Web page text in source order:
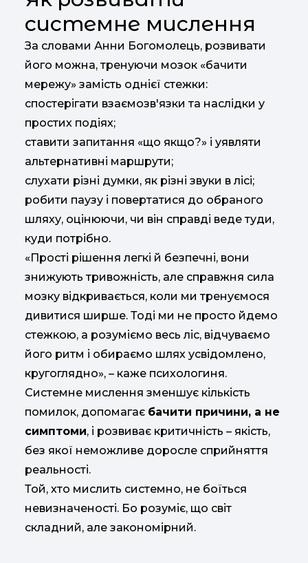
системне мислення
За словами Анни Богомолець, розвивати
його можна, тренуючи мозок «бачити
мережу» замість однієї стежки:
спостерігати взаємозв'язки та наслідки у
простих подіях;
ставити запитання «що якщо?» і уявляти
альтернативні маршрути;
слухати різні думки, як різні звуки в лісі;
робити паузу і повертатися до обраного
шляху, оцінюючи, чи він справді веде туди,
куди потрібно.
«Прості рішення легкі й безпечні, вони
знижують тривожність, але справжня сила
мозку відкривається, коли ми тренуємося
дивитися ширше. Тоді ми не просто йдемо
стежкою, а розуміємо весь ліс, відчуваємо
його ритм і обираємо шлях усвідомлено,
кругоглядно», – каже психологиня.
Системне мислення зменшує кількість
помилок, допомагає бачити причини, а не
симптоми, і розвиває критичність – якість,
без якої неможливе доросле сприйняття
реальності.
Той, хто мислить системно, не боїться
невизначеності. Бо розуміє, що світ
складний, але закономірний.